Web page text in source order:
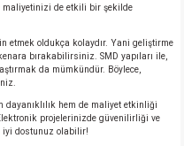
maliyetinizi de etkili bir şekilde
etmek oldukça kolaydır. Yani geliştirme
bırakabilirsiniz. SMD yapıları ile,
da mümkündür. Böylece,
dayanıklılık hem de maliyet etkinliği
projelerinizde güvenilirliği ve
iyi dostunuz olabilir!